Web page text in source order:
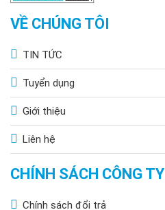
VỀ CHÚNG TÔI
TIN TỨC
Tuyển dụng
Giới thiệu
Liên hệ
CHÍNH SÁCH CÔNG TY
Chính sách đổi trả